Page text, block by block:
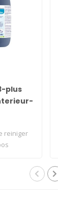
plus
reiniger